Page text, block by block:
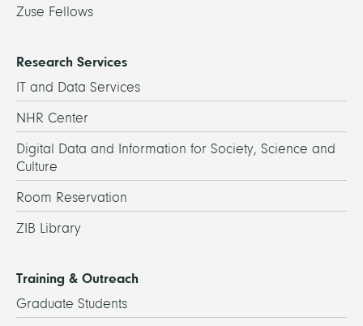
Zuse Fellows
Research Services
IT and Data Services
NHR Center
Digital Data and Information for Society, Science and
Culture
Room Reservation
ZIB Library
Training & Outreach
Graduate Students